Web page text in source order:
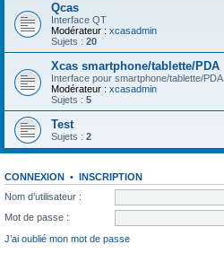
Qcas
Interface QT
Modérateur : xcasadmin
Sujets : 20
Xcas smartphone/tablette/PDA
Interface pour smartphone/tablette/PDA
Modérateur : xcasadmin
Sujets : 5
Test
Sujets : 2
CONNEXION • INSCRIPTION
Nom d’utilisateur :
Mot de passe :
J’ai oublié mon mot de passe